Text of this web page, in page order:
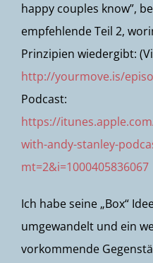
happy couples know”,
empfehlende Teil 2,
Prinzipien wiedergibt:
http://yourmove.is/
Podcast:
https://
with-andy-stanley-
mt=2&i=1000405836067
Ich habe seine „Box“
umgewandelt und ein
vorkommende